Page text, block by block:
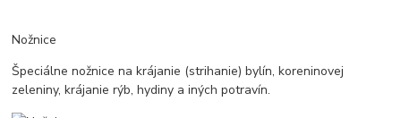
Nožnice
Špeciálne nožnice na krájanie (strihanie) bylín, koreninovej
zeleniny, krájanie rýb, hydiny a iných potravín.